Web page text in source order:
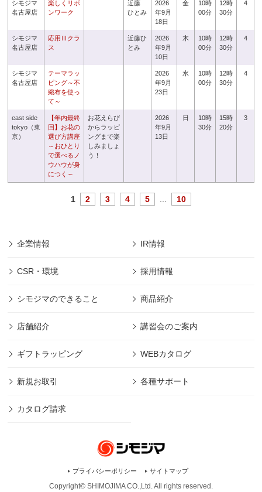
シモジマ
名古屋店
楽しくリボ
ンワーク
近藤
ひとみ
2026
年9月
18日
金
10時
00分
12時
30分
4
シモジマ
名古屋店
応用Ⅲクラ
ス
近藤ひ
とみ
2026
年9月
10日
木
10時
00分
12時
30分
4
シモジマ
名古屋店
テーマラッ
ピング～不
織布を使っ
て～
2026
年9月
23日
水
10時
00分
12時
30分
4
east side
tokyo（東
京）
【年内最終
回】お花の
選び方講座
～おひとり
で選べるノ
ウハウが身
につく～
お花えらび
からラッピ
ングまで楽
しみましょ
う！
2026
年9月
13日
日
10時
30分
15時
20分
3
1 2 3 4 5 10
企業情報 IR情報
CSR・環境 採用情報
シモジマのできること 商品紹介
店舗紹介 講習会のご案内
ギフトラッピング WEBカタログ
新規お取引 各種サポート
カタログ請求
プライバシーポリシー サイトマップ
Copyright© SHIMOJIMA CO.,Ltd. All rights reserved.